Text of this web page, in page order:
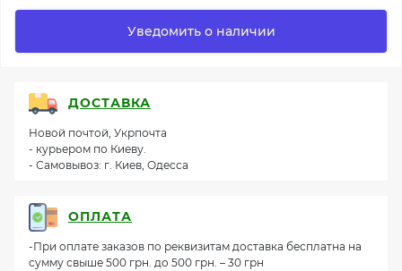
Уведомить о наличии
ДОСТАВКА
Новой почтой, Укрпочта
- курьером по Киеву.
- Самовывоз: г. Киев, Одесса
ОПЛАТА
-При оплате заказов по реквизитам доставка бесплатна на
сумму свыше 500 грн. до 500 грн. – 30 грн